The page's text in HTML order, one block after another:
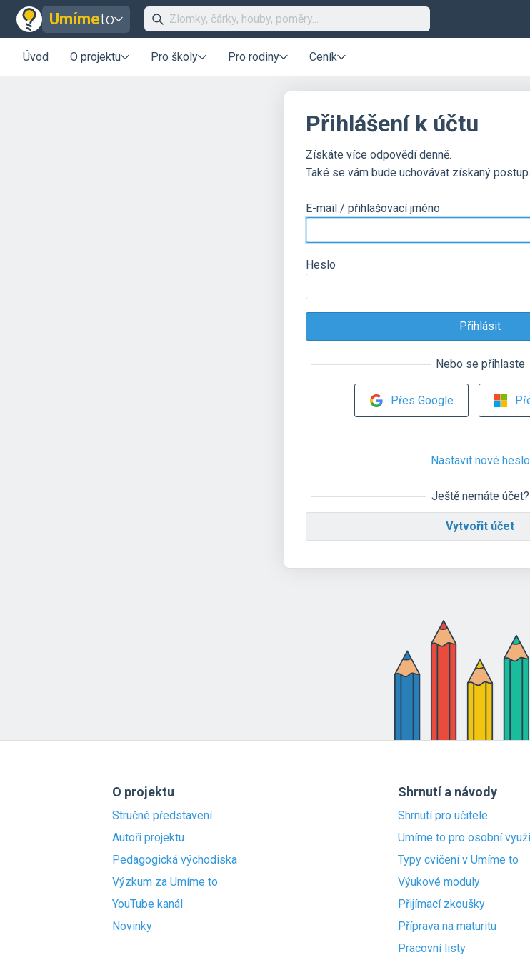
Umímeto
Úvod O projektu Pro školy Pro rodiny Ceník
Přihlášení k účtu
Získáte více odpovědí denně.
Také se vám bude uchovávat získaný postup.
E-mail / přihlašovací jméno
Heslo
Nebo se přihlaste
Přes Google
Nastavit nové heslo
Ještě nemáte účet?
Vytvořit účet
O projektu
Stručné představení
Autoři projektu
Pedagogická východiska
Výzkum za Umíme to
YouTube kanál
Novinky
Shrnutí a návody
Shrnutí pro učitele
Umíme to pro osobní
Typy cvičení v Umíme to
Výukové moduly
Přijímací zkoušky
Příprava na maturitu
Pracovní listy